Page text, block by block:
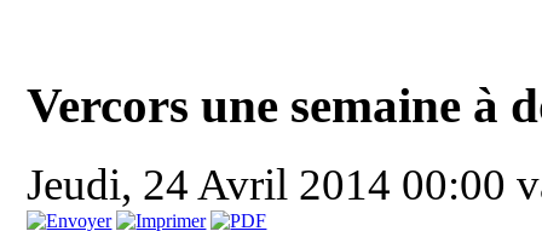
Vercors une semaine à
Jeudi, 24 Avril 2014 00:00